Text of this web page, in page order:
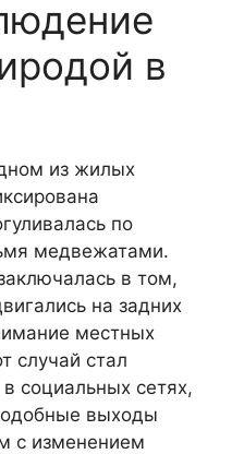
в
из жилых
по
медвежатами.
в том,
на задних
местных
случай стал
социальных сетях,
выходы
с изменением